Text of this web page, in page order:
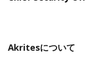
Akritesについて